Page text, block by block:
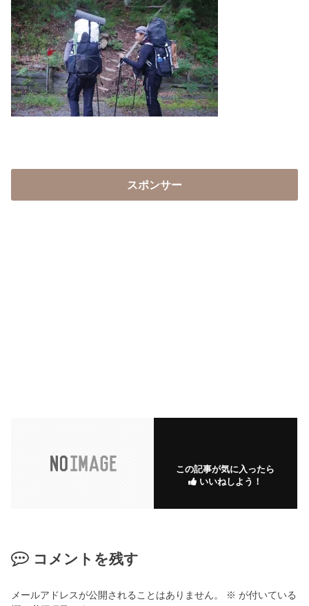
スポンサー
この記事が気に入ったら
いいねしよう！
コメントを残す
メールアドレスが公開されることはありません。 ※ が付いている